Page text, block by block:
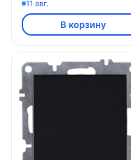
11 авг.
В корзину